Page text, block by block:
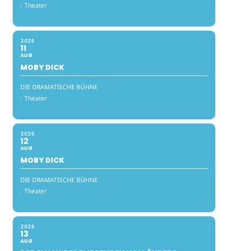
: Theater
2026
11
AUG
MOBY DICK
DIE DRAMATISCHE BÜHNE
: Theater
2026
12
AUG
MOBY DICK
DIE DRAMATISCHE BÜHNE
: Theater
2026
13
AUG